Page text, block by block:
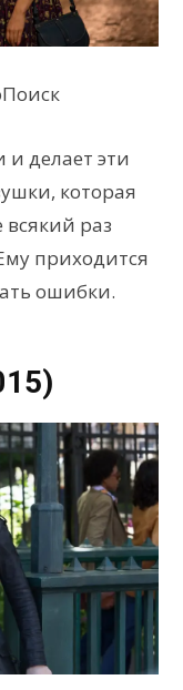
делает эти
которая
раз
приходится
ошибки.